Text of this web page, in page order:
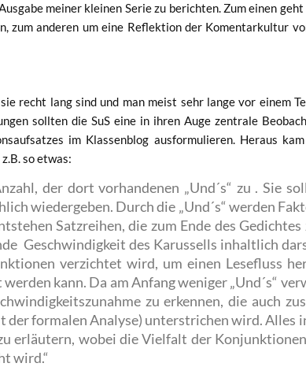
mei­ner klei­nen Serie zu berich­ten. Zum einen geht
zum ande­ren um eine Reflek­ti­on der Komen­tar­kul­tur
recht lang sind und man meist sehr lan­ge vor einem
soll­ten die SuS eine in ihren Auge zen­tra­le
im Klas­sen­blog aus­for­mu­lie­ren. Her­aus
z.B. so etwas:
der dort vor­han­de­nen „Und´s“ zu . Sie
wie­der­ge­ben. Durch die „Und´s“ wer­den
Satz­rei­hen, die zum Ende des
Geschwin­dig­keit des Karus­sells inhalt­lich
ver­zich­tet wird, um einen Lese­fluss
kann. Da am Anfang weni­ger „Und´s“
zu erken­nen, die auch
der for­ma­len Ana­ly­se) unter­stri­chen wird. Alles
erläu­tern, wobei die Viel­falt der
wird.“